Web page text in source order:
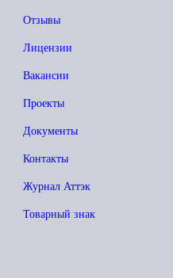
Отзывы
Лицензии
Вакансии
Проекты
Документы
Контакты
Журнал Аттэк
Товарный знак